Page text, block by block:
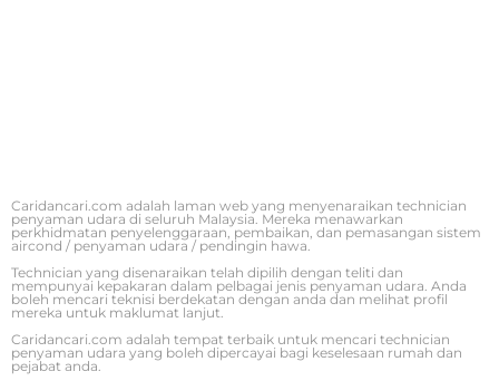
Caridancari.com adalah laman web yang menyenaraikan technician
penyaman udara di seluruh Malaysia. Mereka menawarkan
perkhidmatan penyelenggaraan, pembaikan, dan pemasangan sistem
aircond / penyaman udara / pendingin hawa.
Technician yang disenaraikan telah dipilih dengan teliti dan
mempunyai kepakaran dalam pelbagai jenis penyaman udara. Anda
boleh mencari teknisi berdekatan dengan anda dan melihat profil
mereka untuk maklumat lanjut.
Caridancari.com adalah tempat terbaik untuk mencari technician
penyaman udara yang boleh dipercayai bagi keselesaan rumah dan
pejabat anda.